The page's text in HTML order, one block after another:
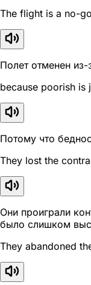
The flight is a no-
Полет отменен
because poorish is
Потому что
They lost the
Они проиграли
было слишком
They abandoned